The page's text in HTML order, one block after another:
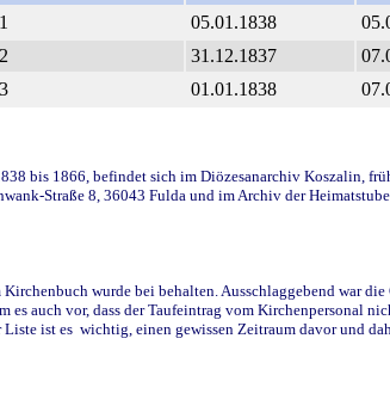
1 05.01.1838
2 31.12.1837
3 01.01.1838
bis 1866, befindet sich im Diözesanarchiv Koszalin,
Straße 8, 36043 Fulda und im Archiv der
wurde bei behalten. Ausschlaggebend war
es auch vor, dass der Taufeintrag vom Kirchenpersonal
ist es wichtig, einen gewissen Zeitraum davor und